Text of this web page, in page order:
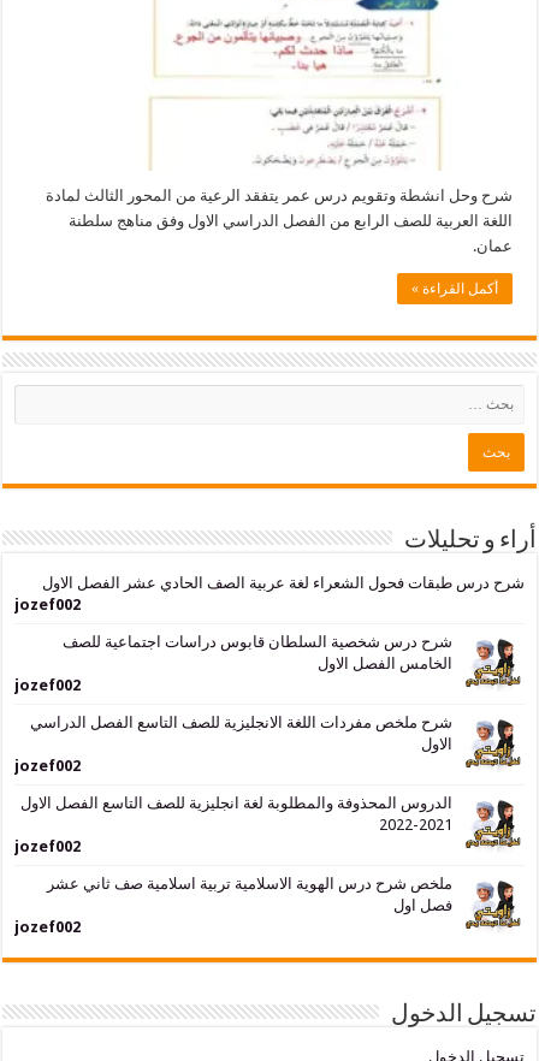
انشطة وتقويم درس عمر يتفقد الرعية من المحور الثالث لمادة
للصف الرابع من الفصل الدراسي الاول وفق مناهج سلطنة
»
فحول الشعراء لغة عربية الصف الحادي عشر الفصل الاول
شرح درس شخصية السلطان قابوس دراسات اجتماعية للصف
الخامس الفصل الاول
شرح ملخص مفردات اللغة الانجليزية للصف التاسع الفصل الدراسي
الاول
الدروس المحذوفة والمطلوبة لغة انجليزية للصف التاسع الفصل الاول
2021-2022
ملخص شرح درس الهوية الاسلامية تربية اسلامية صف ثاني عشر
فصل اول